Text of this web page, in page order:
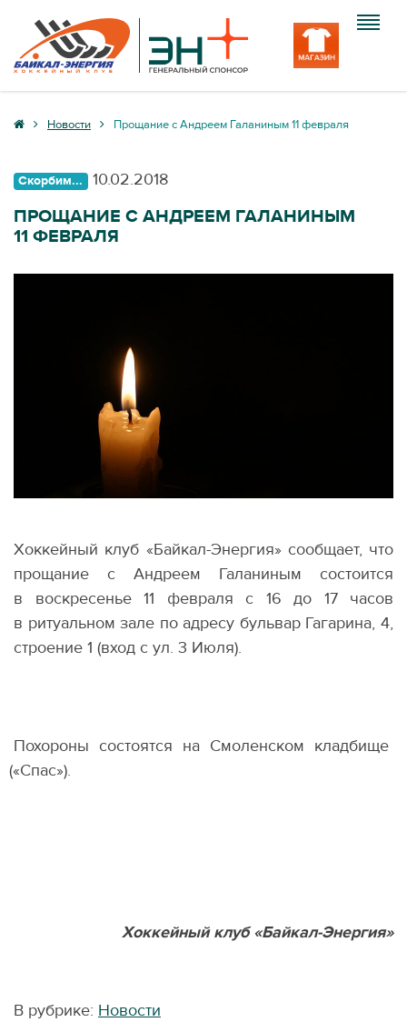
Клуб
Медиа
Новости Прощание с Андреем Галаниным 11 февраля
Скорбим... 10.02.2018
ПРОЩАНИЕ С АНДРЕЕМ ГАЛАНИНЫМ
11 ФЕВРАЛЯ
Хоккейный клуб «Байкал-Энергия» сообщает, что
прощание с Андреем Галаниным состоится
в воскресенье 11 февраля с 16 до 17 часов
в ритуальном зале по адресу бульвар Гагарина, 4,
строение 1 (вход с ул. 3 Июля).
Похороны состоятся на Смоленском кладбище
(«Спас»).
Хоккейный клуб «Байкал-Энергия»
В рубрике: Новости